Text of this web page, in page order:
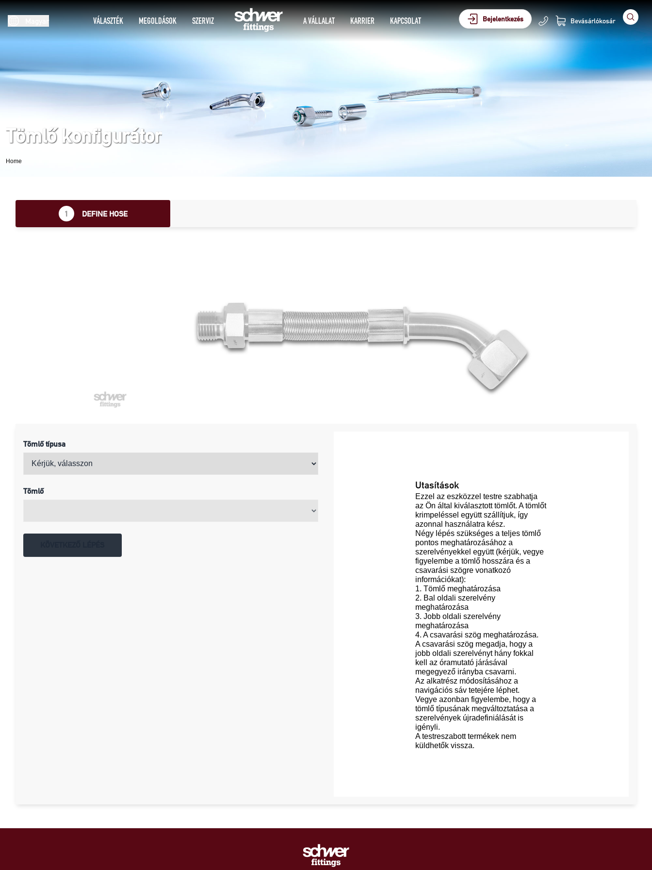
VÁLASZTÉK MEGOLDÁSOK SZERVIZ A VÁLLALAT KARRIER KAPCSOLAT Bejelentkezés Bevásárlókosár
Tömlő konfigurátor
Home
1 DEFINE HOSE
Tömlő típusa
Tömlő
Utasítások
Ezzel az eszközzel testre szabhatja
az Ön által kiválasztott tömlőt. A tömlőt
krimpeléssel együtt szállítjuk, így
azonnal használatra kész.
Négy lépés szükséges a teljes tömlő
pontos meghatározásához a
szerelvényekkel együtt (kérjük, vegye
figyelembe a tömlő hosszára és a
csavarási szögre vonatkozó
információkat):
1. Tömlő meghatározása
2. Bal oldali szerelvény
meghatározása
3. Jobb oldali szerelvény
meghatározása
4. A csavarási szög meghatározása.
A csavarási szög megadja, hogy a
jobb oldali szerelvényt hány fokkal
kell az óramutató járásával
megegyező irányba csavarni.
Az alkatrész módosításához a
navigációs sáv tetejére léphet.
Vegye azonban figyelembe, hogy a
tömlő típusának megváltoztatása a
szerelvények újradefiniálását is
igényli.
A testreszabott termékek nem
küldhetők vissza.